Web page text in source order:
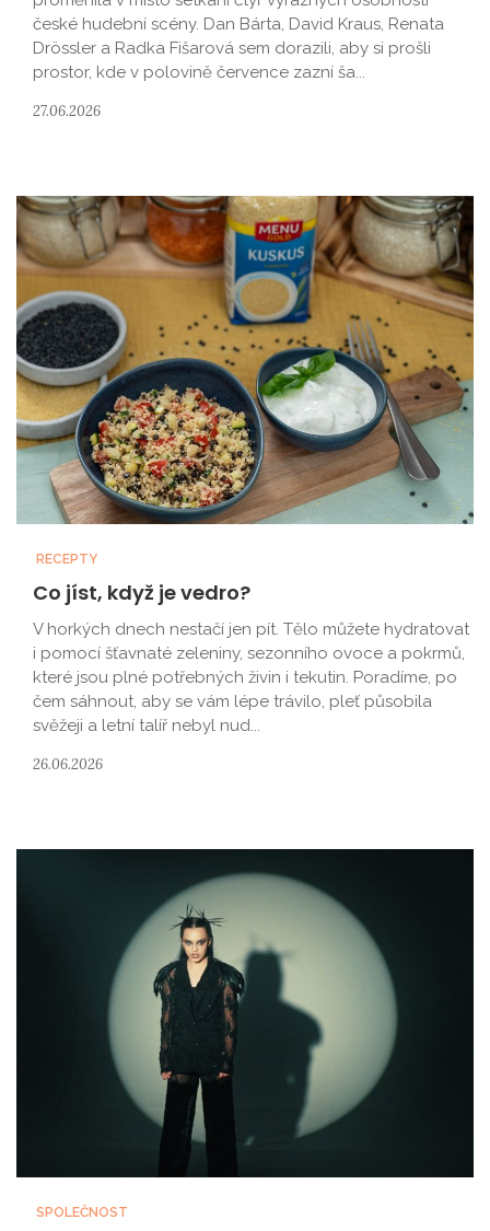
české hudební scény. Dan Bárta, David Kraus, Renata
Drössler a Radka Fišarová sem dorazili, aby si prošli
prostor, kde v polovině července zazní ša...
27.06.2026
RECEPTY
Co jíst, když je vedro?
V horkých dnech nestačí jen pít. Tělo můžete hydratovat
i pomocí šťavnaté zeleniny, sezonního ovoce a pokrmů,
které jsou plné potřebných živin i tekutin. Poradíme, po
čem sáhnout, aby se vám lépe trávilo, pleť působila
svěžeji a letní talíř nebyl nud...
26.06.2026
SPOLEČNOST